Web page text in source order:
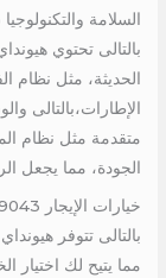
السلامة والتكنولوجيا 01016549043
بالتالى تحتوي
الحديثة، مثل نظام
الإطارات،بالتالى
متقدمة مثل نظام
الجودة، مما يجعل
خيارات الإيجار 01016549043
بالتالى تتوفر
مما يتيح لك اختيار